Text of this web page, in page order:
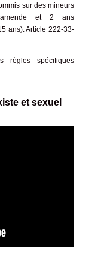
sur des mineurs
et 2 ans
ans).Article 222-33-
spécifiques
et sexuel